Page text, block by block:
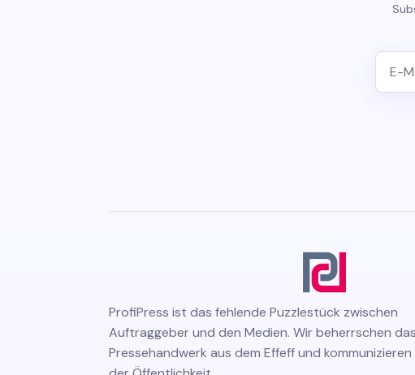
ProfiPress ist das fehlende Puzzlestück zwischen
Auftraggeber und den Medien. Wir beherrschen das
Pressehandwerk aus dem Effeff und kommunizieren